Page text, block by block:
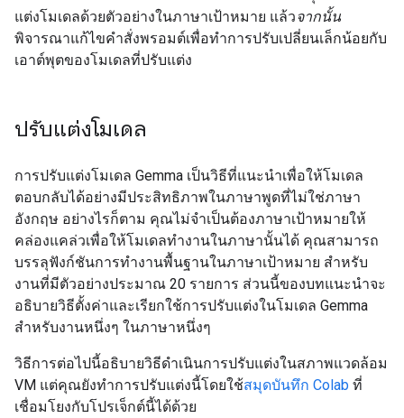
แต่งโมเดลด้วยตัวอย่างในภาษาเป้าหมาย แล้วจากนั้น
พิจารณาแก้ไขคำสั่งพรอมต์เพื่อทำการปรับเปลี่ยนเล็กน้อยกับ
เอาต์พุตของโมเดลที่ปรับแต่ง
ปรับแต่งโมเดล
การปรับแต่งโมเดล Gemma เป็นวิธีที่แนะนําเพื่อให้โมเดล
ตอบกลับได้อย่างมีประสิทธิภาพในภาษาพูดที่ไม่ใช่ภาษา
อังกฤษ อย่างไรก็ตาม คุณไม่จำเป็นต้องภาษาเป้าหมายให้
คล่องแคล่วเพื่อให้โมเดลทำงานในภาษานั้นได้ คุณสามารถ
บรรลุฟังก์ชันการทำงานพื้นฐานในภาษาเป้าหมาย สำหรับ
งานที่มีตัวอย่างประมาณ 20 รายการ ส่วนนี้ของบทแนะนำจะ
อธิบายวิธีตั้งค่าและเรียกใช้การปรับแต่งในโมเดล Gemma
สำหรับงานหนึ่งๆ ในภาษาหนึ่งๆ
วิธีการต่อไปนี้อธิบายวิธีดำเนินการปรับแต่งในสภาพแวดล้อม
VM แต่คุณยังทำการปรับแต่งนี้โดยใช้สมุดบันทึก Colab ที่
เชื่อมโยงกับโปรเจ็กต์นี้ได้ด้วย